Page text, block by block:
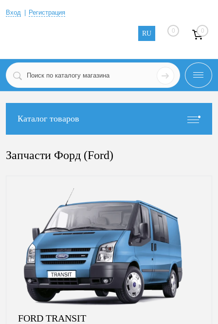
Вход Регистрация
RU 0 0
Каталог товаров
Запчасти Форд (Ford)
FORD TRANSIT